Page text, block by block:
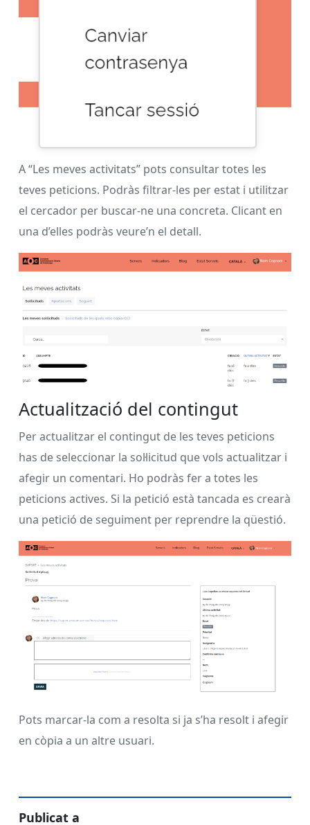
A “Les meves activitats” pots consultar totes les
teves peticions. Podràs filtrar-les per estat i utilitzar
el cercador per buscar-ne una concreta. Clicant en
una d’elles podràs veure’n el detall.
Actualització del contingut
Per actualitzar el contingut de les teves peticions
has de seleccionar la sol·licitud que vols actualitzar i
afegir un comentari. Ho podràs fer a totes les
peticions actives. Si la petició està tancada es crearà
una petició de seguiment per reprendre la qüestió.
Pots marcar-la com a resolta si ja s’ha resolt i afegir
en còpia a un altre usuari.
Publicat a